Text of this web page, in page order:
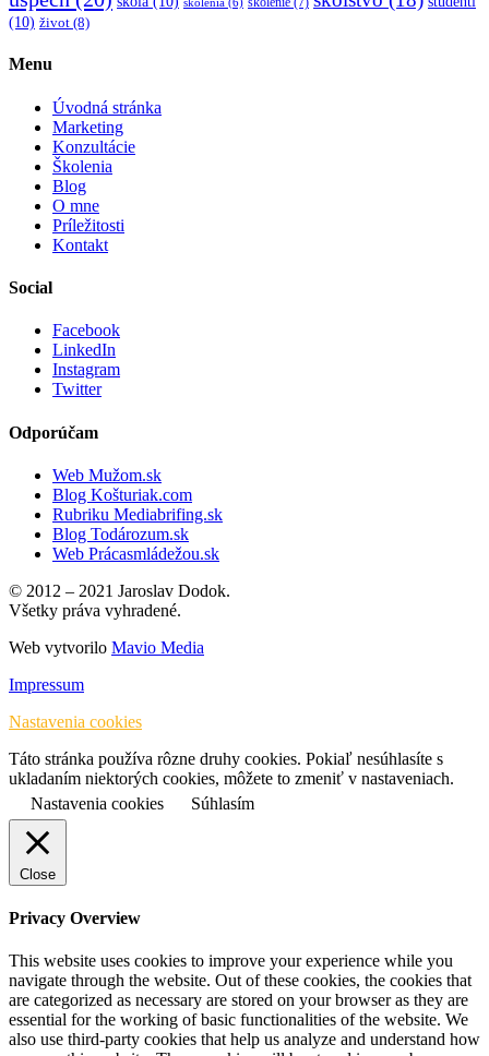
školenia (6) školenie (7)
(10) život (8)
Menu
Úvodná stránka
Marketing
Konzultácie
Školenia
Blog
O mne
Príležitosti
Kontakt
Social
Facebook
LinkedIn
Instagram
Twitter
Odporúčam
Web Mužom.sk
Blog Košturiak.com
Rubriku Mediabrifing.sk
Blog Todározum.sk
Web Prácasmládežou.sk
© 2012 – 2021 Jaroslav Dodok.
Všetky práva vyhradené.
Web vytvorilo Mavio Media
Impressum
Nastavenia cookies
Táto stránka používa rôzne druhy cookies. Pokiaľ nesúhlasíte s
ukladaním niektorých cookies, môžete to zmeniť v nastaveniach.
Nastavenia cookies
Súhlasím
Close
Privacy Overview
This website uses cookies to improve your experience while you
navigate through the website. Out of these cookies, the cookies that
are categorized as necessary are stored on your browser as they are
essential for the working of basic functionalities of the website. We
also use third-party cookies that help us analyze and understand how